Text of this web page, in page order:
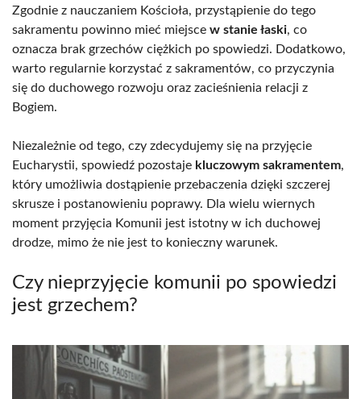
Zgodnie z nauczaniem Kościoła, przystąpienie do tego
sakramentu powinno mieć miejsce w stanie łaski, co
oznacza brak grzechów ciężkich po spowiedzi. Dodatkowo,
warto regularnie korzystać z sakramentów, co przyczynia
się do duchowego rozwoju oraz zacieśnienia relacji z
Bogiem.
Niezależnie od tego, czy zdecydujemy się na przyjęcie
Eucharystii, spowiedź pozostaje kluczowym sakramentem,
który umożliwia dostąpienie przebaczenia dzięki szczerej
skrusze i postanowieniu poprawy. Dla wielu wiernych
moment przyjęcia Komunii jest istotny w ich duchowej
drodze, mimo że nie jest to konieczny warunek.
Czy nieprzyjęcie komunii po spowiedzi
jest grzechem?